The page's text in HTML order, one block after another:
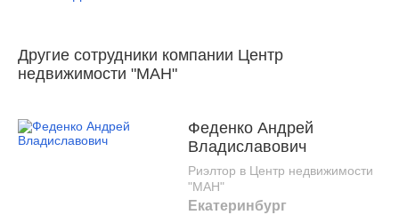
Другие сотрудники компании Центр
недвижимости "МАН"
Феденко Андрей
Владиславович
Риэлтор в Центр недвижимости
"МАН"
Екатеринбург